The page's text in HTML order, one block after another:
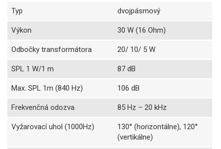
Typ dvojpásmový
Výkon 30 W (16 Ohm)
Odbočky transformátora 20/ 10/ 5 W
SPL 1 W/1 m 87 dB
Max. SPL 1m (840 Hz) 106 dB
Frekvenčná odozva 85 Hz – 20 kHz
Vyžarovací uhol (1000Hz)
130° (horizontálne), 120°
(vertikálne)